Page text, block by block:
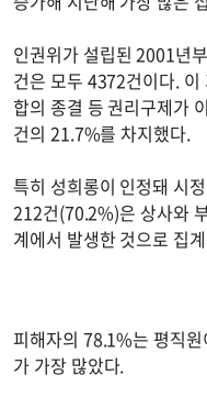
인권위가 설립된 2001년
건은 모두 4372건이다.
합의 종결 등 권리구제가
건의 21.7%를 차지했다.
특히 성희롱이 인정돼 시
212건(70.2%)은 상사와
계에서 발생한 것으로 집
피해자의 78.1%는 평직
가 가장 많았다.